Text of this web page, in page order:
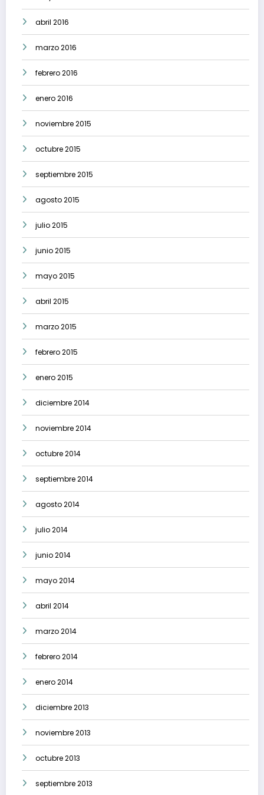
abril 2016
marzo 2016
febrero 2016
enero 2016
noviembre 2015
octubre 2015
septiembre 2015
agosto 2015
julio 2015
junio 2015
mayo 2015
abril 2015
marzo 2015
febrero 2015
enero 2015
diciembre 2014
noviembre 2014
octubre 2014
septiembre 2014
agosto 2014
julio 2014
junio 2014
mayo 2014
abril 2014
marzo 2014
febrero 2014
enero 2014
diciembre 2013
noviembre 2013
octubre 2013
septiembre 2013